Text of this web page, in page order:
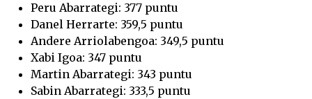
Peru Abarrategi: 377 puntu
Danel Herrarte: 359,5 puntu
Andere Arriolabengoa: 349,5 puntu
Xabi Igoa: 347 puntu
Martin Abarrategi: 343 puntu
Sabin Abarrategi: 333,5 puntu